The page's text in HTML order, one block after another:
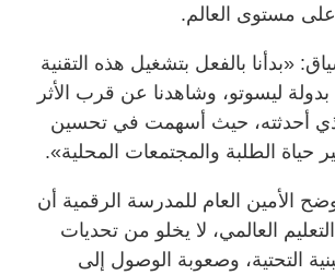
مستوى العالم.
«بدأنا بالفعل بتشغيل هذه التقنية
ليسوتو، وشاهدنا عن قرب الأثر
الذي أحدثته، حيث أسهمت في تحسين
حياة الطلبة والمجتمعات المحلية».
الأمين العام للمدرسة الرقمية أن
العالمي، لا يخلو من تحديات
التحتية، وصعوبة الوصول إلى